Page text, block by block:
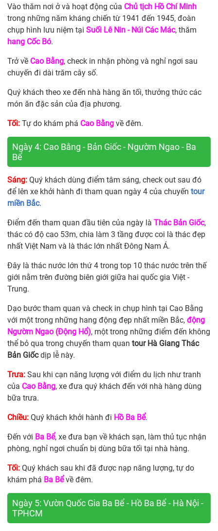
Vào thăm nơi ở và hoạt động của Chủ tịch Hồ Chí Minh
trong những năm kháng chiến từ 1941 đến 1945, đoàn
chụp hình lưu niệm tại Suối Lê Nin - Núi Các Mác, thăm
hang Cốc Bó.
Trở về Cao Bằng, check in nhận phòng và nghỉ ngơi sau
chuyến đi dài trăm cây số.
Quý khách theo xe đến nhà hàng ăn tối, thưởng thức các
món ăn đặc sản của địa phương.
Tối: Tự do khám phá Cao Bằng về đêm.
Ngày 4: Cao Bằng - Bản Giốc - Ngườm Ngao - Ba
Bể
Sáng: Quý khách dùng điểm tâm sáng, check out sau đó
để lên xe khởi hành đi tham quan ngày 4 của chuyến tour
miền Bắc.
Điểm đến tham quan đầu tiên của ngày là Thác Bản Giốc,
thác có độ cao 53m, chia làm 3 tầng được coi là thác đẹp
nhất Việt Nam và là thác lớn nhất Đông Nam Á.
Đây là thác nước lớn thứ 4 trong top 10 thác nước trên thế
giới nằm trên đường biên giới giữa hai quốc gia Việt -
Trung.
Dạo bước tham quan và check in chụp hình tại Cao Bằng
với một trong những hang động đẹp nhất miền Bắc, động
Ngườm Ngao (Động Hổ), một trong những điểm đến không
thể bỏ qua trong chuyến tham quan tour Hà Giang Thác
Bản Giốcdịp lễ này.
Trưa: Sau khi cạn năng lượng với điểm du lịch như tranh
của Cao Bằng, xe đưa quý khách đến với nhà hàng dùng
bữa trưa.
Chiều: Quý khách khởi hành đi Hồ Ba Bể.
Đến với Ba Bể, xe đưa bạn về khách sạn, làm thủ tục nhận
phòng, nghỉ ngơi chuẩn bị dùng bữa tối tại nhà hàng.
Tối: Quý khách sau khi đã được nạp năng lượng, tự do
khám phá Ba Bểvề đêm.
Ngày 5: Vườn Quốc Gia Ba Bể - Hồ Ba Bể - Hà Nội -
TPHCM